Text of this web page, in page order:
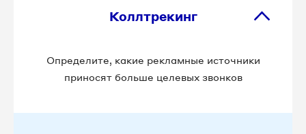
Коллтрекинг
Определите, какие рекламные источники
приносят больше целевых звонков